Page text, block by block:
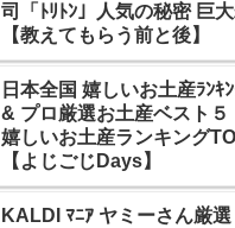
司「ﾄﾘﾄﾝ」人気の秘密 巨
【教えてもらう前と後】
日本全国 嬉しいお土産ﾗﾝｷ
& プロ厳選お土産ベスト５
嬉しいお土産ランキング
【よじごじDays】
KALDI ﾏﾆｱ ヤミーさん厳